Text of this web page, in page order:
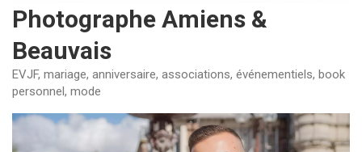
Photographe Amiens &
Beauvais
EVJF, mariage, anniversaire, associations, événementiels, book
personnel, mode